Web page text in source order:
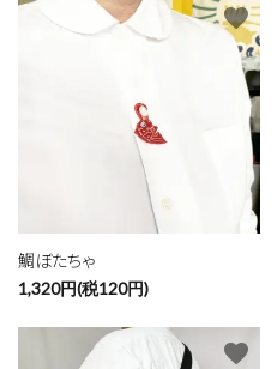
鯛ぼたちゃ
1,320円(税120円)
favorite
favorite